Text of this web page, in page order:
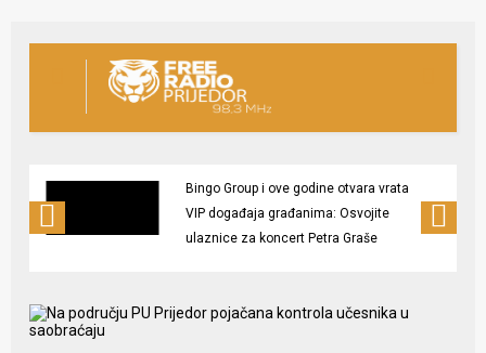
Bingo Group i ove godine otvara vrata
VIP događaja građanima: Osvojite
ulaznice za koncert Petra Graše